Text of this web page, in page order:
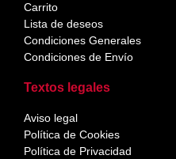
Carrito
Lista de deseos
Condiciones Generales
Condiciones de Envío
Textos legales
Aviso legal
Política de Cookies
Política de Privacidad